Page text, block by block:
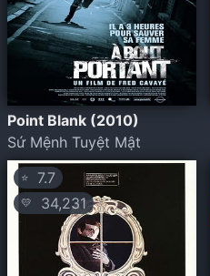
Point Blank (2010)
Sứ Mệnh Tuyệt Mật
⭐ 7.7
💛 34,231